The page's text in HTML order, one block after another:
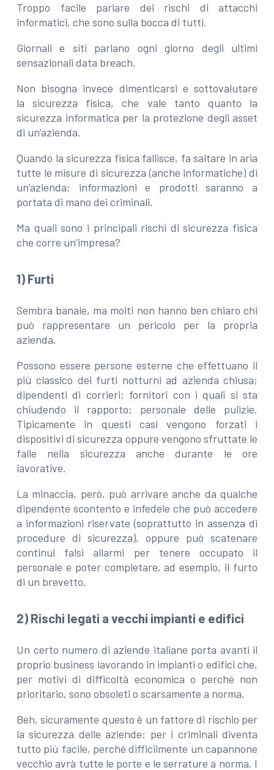
Troppo facile parlare dei rischi di attacchi
informatici, che sono sulla bocca di tutti.
Giornali e siti parlano ogni giorno degli ultimi
sensazionali data breach.
Non bisogna invece dimenticarsi e sottovalutare
la sicurezza fisica, che vale tanto quanto la
sicurezza informatica per la protezione degli asset
di un’azienda.
Quando la sicurezza fisica fallisce, fa saltare in aria
tutte le misure di sicurezza (anche informatiche) di
un’azienda: informazioni e prodotti saranno a
portata di mano dei criminali.
Ma quali sono i principali rischi di sicurezza fisica
che corre un’impresa?
1) Furti
Sembra banale, ma molti non hanno ben chiaro chi
può rappresentare un pericolo per la propria
azienda.
Possono essere persone esterne che effettuano il
più classico dei furti notturni ad azienda chiusa;
dipendenti di corrieri; fornitori con i quali si sta
chiudendo il rapporto; personale delle pulizie.
Tipicamente in questi casi vengono forzati i
dispositivi di sicurezza oppure vengono sfruttate le
falle nella sicurezza anche durante le ore
lavorative.
La minaccia, però, può arrivare anche da qualche
dipendente scontento e infedele che può accedere
a informazioni riservate (soprattutto in assenza di
procedure di sicurezza), oppure può scatenare
continui falsi allarmi per tenere occupato il
personale e poter completare, ad esempio, il furto
di un brevetto.
2) Rischi legati a vecchi impianti e edifici
Un certo numero di aziende italiane porta avanti il
proprio business lavorando in impianti o edifici che,
per motivi di difficoltà economica o perché non
prioritario, sono obsoleti o scarsamente a norma.
Beh, sicuramente questo è un fattore di rischio per
la sicurezza delle aziende: per i criminali diventa
tutto più facile, perché difficilmente un capannone
vecchio avrà tutte le porte e le serrature a norma. I